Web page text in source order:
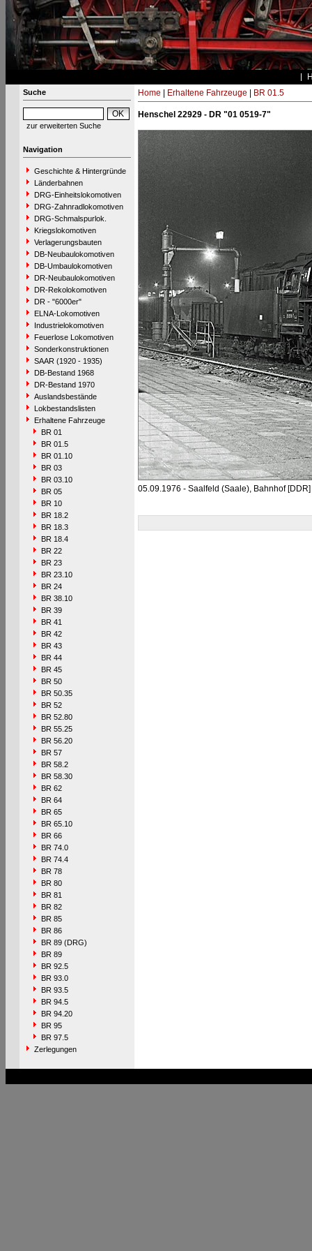
Suche
zur erweiterten Suche
Navigation
Geschichte & Hintergründe
Länderbahnen
DRG-Einheitslokomotiven
DRG-Zahnradlokomotiven
DRG-Schmalspurlok.
Kriegslokomotiven
Verlagerungsbauten
DB-Neubaulokomotiven
DB-Umbaulokomotiven
DR-Neubaulokomotiven
DR-Rekolokomotiven
DR - "6000er"
ELNA-Lokomotiven
Industrielokomotiven
Feuerlose Lokomotiven
Sonderkonstruktionen
SAAR (1920 - 1935)
DB-Bestand 1968
DR-Bestand 1970
Auslandsbestände
Lokbestandslisten
Erhaltene Fahrzeuge
BR 01
BR 01.5
BR 01.10
BR 03
BR 03.10
BR 05
BR 10
BR 18.2
BR 18.3
BR 18.4
BR 22
BR 23
BR 23.10
BR 24
BR 38.10
BR 39
BR 41
BR 42
BR 43
BR 44
BR 45
BR 50
BR 50.35
BR 52
BR 52.80
BR 55.25
BR 56.20
BR 57
BR 58.2
BR 58.30
BR 62
BR 64
BR 65
BR 65.10
BR 66
BR 74.0
BR 74.4
BR 78
BR 80
BR 81
BR 82
BR 85
BR 86
BR 89 (DRG)
BR 89
BR 92.5
BR 93.0
BR 93.5
BR 94.5
BR 94.20
BR 95
BR 97.5
Zerlegungen
Home Erhaltene Fahrzeuge BR 01.5
Henschel 22929 - DR "01 0519-7"
05.09.1976 - Saalfeld (Saale), Bahnhof [DDR]